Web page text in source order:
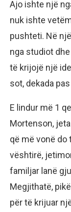
Ajo ishte një
nuk ishte
pushteti. Në
nga studiot
të krijojë një
sot, dekada
E lindur më 1
Mortenson,
që më vonë do
vështirë,
familjar lanë
Megjithatë,
për të krijuar